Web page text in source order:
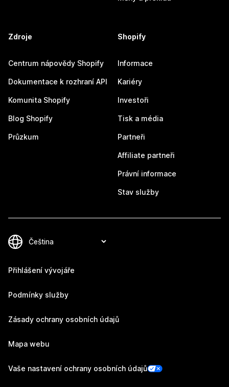
Zdroje
Centrum nápovědy Shopify
Dokumentace k rozhraní API
Komunita Shopify
Blog Shopify
Průzkum
Shopify
Informace
Kariéry
Investoři
Tisk a média
Partneři
Affiliate partneři
Právní informace
Stav služby
Přihlášení vývojáře
Podmínky služby
Zásady ochrany osobních údajů
Mapa webu
Vaše nastavení ochrany osobních údajů